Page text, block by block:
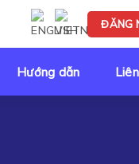
ĐĂNG
Hướng dẫn